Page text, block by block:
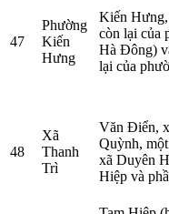
47
Phường
Kiến
Hưng
Kiến
còn lại của
Hà Đông)
lại của
48
Xã
Thanh
Trì
Văn Điển,
Quỳnh,
xã Duyên
Hiệp và